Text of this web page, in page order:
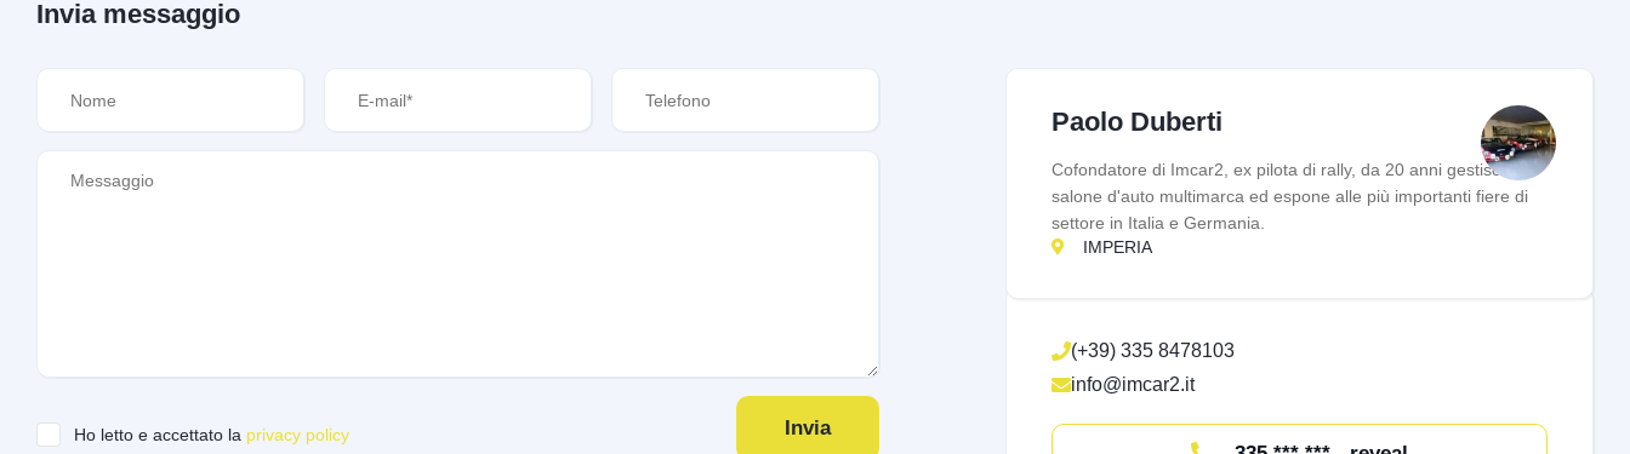
Invia messaggio
Ho letto e accettato la privacy policy Invia
Paolo Duberti
Cofondatore di Imcar2, ex pilota di rally, da 20 anni gestisce il
salone d'auto multimarca ed espone alle più importanti fiere di
settore in Italia e Germania.
IMPERIA
(+39) 335 8478103
info@imcar2.it